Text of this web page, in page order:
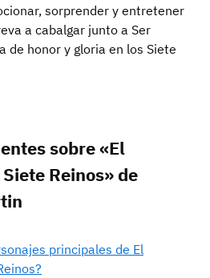
sorprender y entretener
a cabalgar junto a Ser
de honor y gloria en los Siete
sobre «El
Reinos» de
principales de El